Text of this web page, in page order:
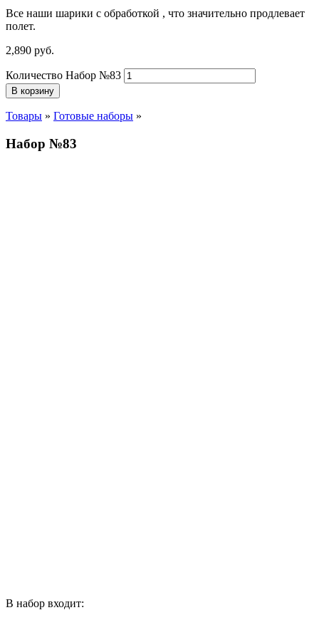
Все наши шарики с обработкой , что значительно продлевает
полет.
2,890 руб.
Количество Набор №83
В корзину
Товары » Готовые наборы »
Набор №83
В набор входит: